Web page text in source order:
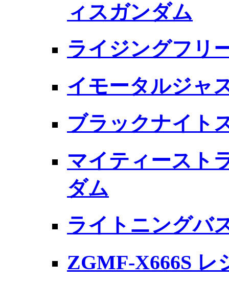
ィスガンダム
ライジングフリ
イモータルジャ
ブラックナイト
マイティースト
ダム
ライトニングバ
ZGMF-X666S レ